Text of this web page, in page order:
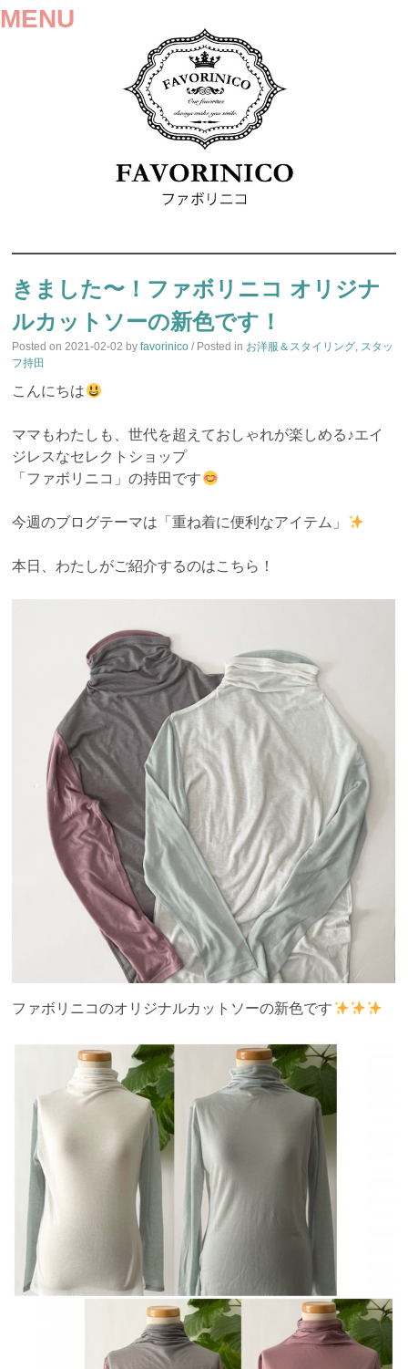
MENU
TO
CONTENT
きました〜！ファボリニコ オリジナ
ルカットソーの新色です！
Posted on2021-02-02 byfavorinico / Posted in お洋服＆スタイリング, スタッ
フ持田
こんにちは
ママもわたしも、世代を超えておしゃれが楽しめる♪エイ
ジレスなセレクトショップ
「ファボリニコ」の持田です
今週のブログテーマは「重ね着に便利なアイテム」
本日、わたしがご紹介するのはこちら！
ファボリニコのオリジナルカットソーの新色です